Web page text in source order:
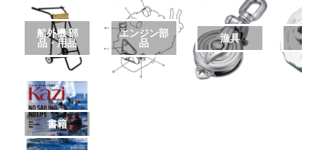
船外機 部
品・用品
エンジン部
品
漁具
書籍